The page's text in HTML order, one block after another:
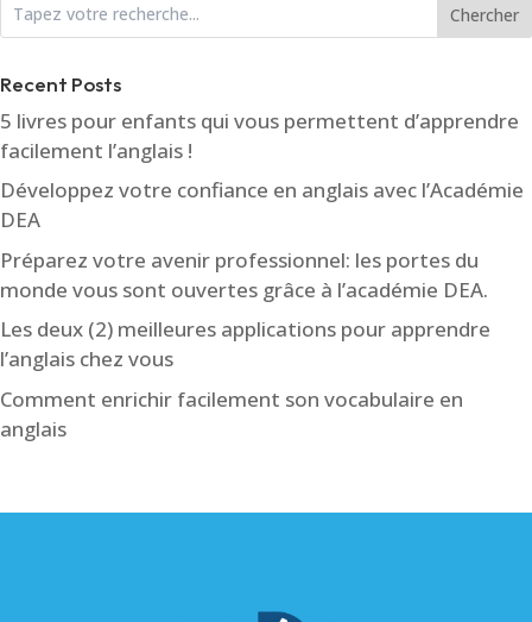
Chercher
Recent Posts
5 livres pour enfants qui vous permettent d’apprendre
facilement l’anglais !
Développez votre confiance en anglais avec l’Académie
DEA
Préparez votre avenir professionnel: les portes du
monde vous sont ouvertes grâce à l’académie DEA.
Les deux (2) meilleures applications pour apprendre
l’anglais chez vous
Comment enrichir facilement son vocabulaire en
anglais